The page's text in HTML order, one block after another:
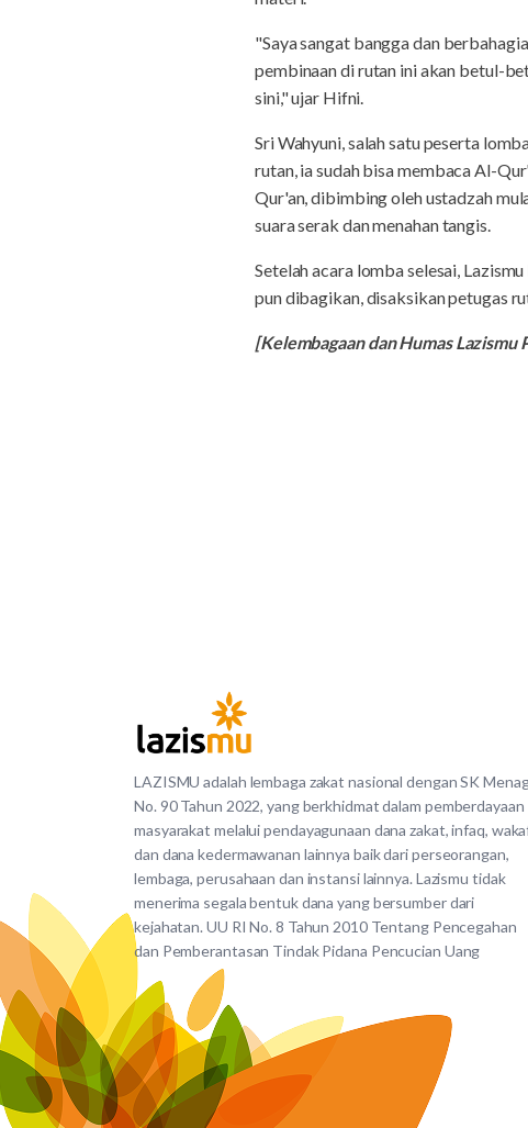
"Saya sangat bangga dan
pembinaan di rutan ini akan betul-
sini," ujar Hifni.
Sri Wahyuni, salah satu peserta
rutan, ia sudah bisa membaca Al-
Qur'an, dibimbing oleh ustadzah
suara serak dan menahan tangis.
Setelah acara lomba selesai,
pun dibagikan, disaksikan petugas
[Kelembagaan dan Humas Lazismu
LAZISMU adalah lembaga zakat nasional dengan SK
No. 90 Tahun 2022, yang berkhidmat dalam pemberdayaan
masyarakat melalui pendayagunaan dana zakat, infaq,
dan dana kedermawanan lainnya baik dari perseorangan,
lembaga, perusahaan dan instansi lainnya. Lazismu tidak
menerima segala bentuk dana yang bersumber dari
kejahatan. UU RI No. 8 Tahun 2010 Tentang Pencegahan
dan Pemberantasan Tindak Pidana Pencucian Uang